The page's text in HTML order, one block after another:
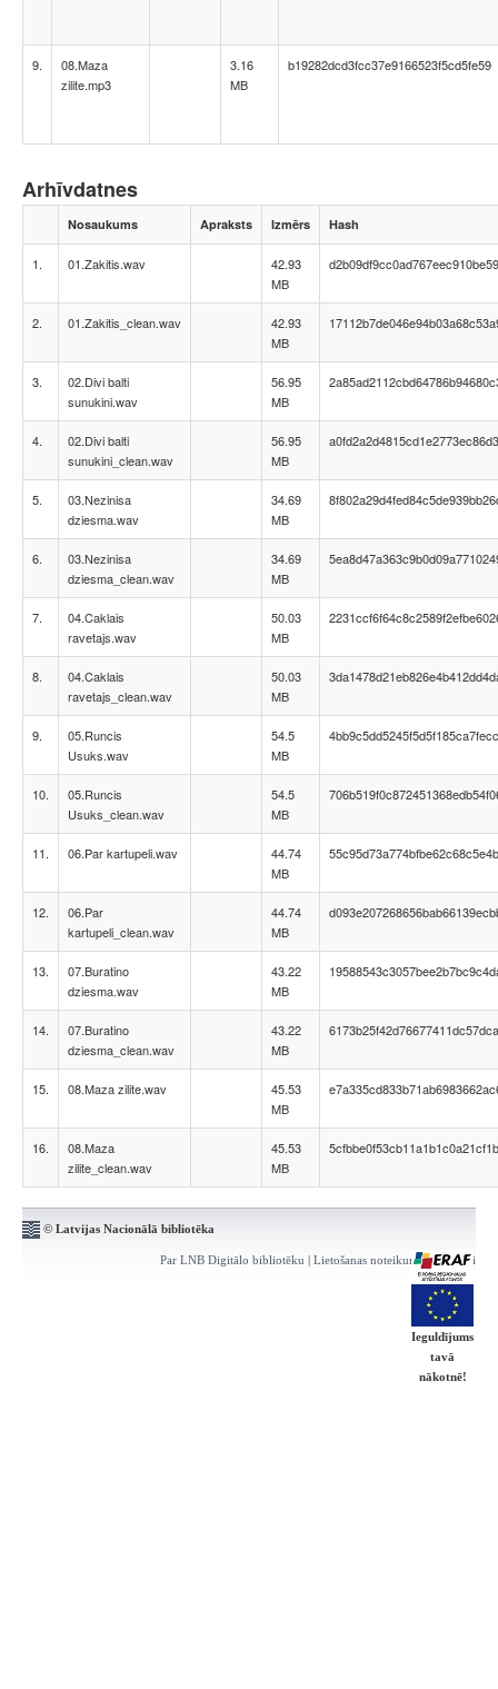
9.
08.Maza
zilite.mp3
3.16
MB
b19282dcd3fcc37e9166523f5cd5fe59
Arhīvdatnes
Nosaukums Apraksts Izmērs Hash
1. 01.Zakitis.wav
42.93
MB
2. 01.Zakitis_clean.wav
42.93
MB
3.
02.Divi balti
sunukini.wav
56.95
MB
4.
02.Divi balti
sunukini_clean.wav
56.95
MB
5.
03.Nezinisa
dziesma.wav
34.69
MB
6.
03.Nezinisa
dziesma_clean.wav
34.69
MB
7.
04.Caklais
ravetajs.wav
50.03
MB
8.
04.Caklais
ravetajs_clean.wav
50.03
MB
9.
05.Runcis
Usuks.wav
54.5
MB
10.
05.Runcis
Usuks_clean.wav
54.5
MB
11. 06.Par kartupeli.wav
44.74
MB
12.
06.Par
kartupeli_clean.wav
44.74
MB
13.
07.Buratino
dziesma.wav
43.22
MB
14.
07.Buratino
dziesma_clean.wav
43.22
MB
15. 08.Maza zilite.wav
45.53
MB
16.
08.Maza
zilite_clean.wav
45.53
MB
© Latvijas Nacionālā bibliotēka
Par LNB Digitālo bibliotēku | Lietošanas noteikumi | Kontakti
Ieguldījums
tavā
nākotnē!